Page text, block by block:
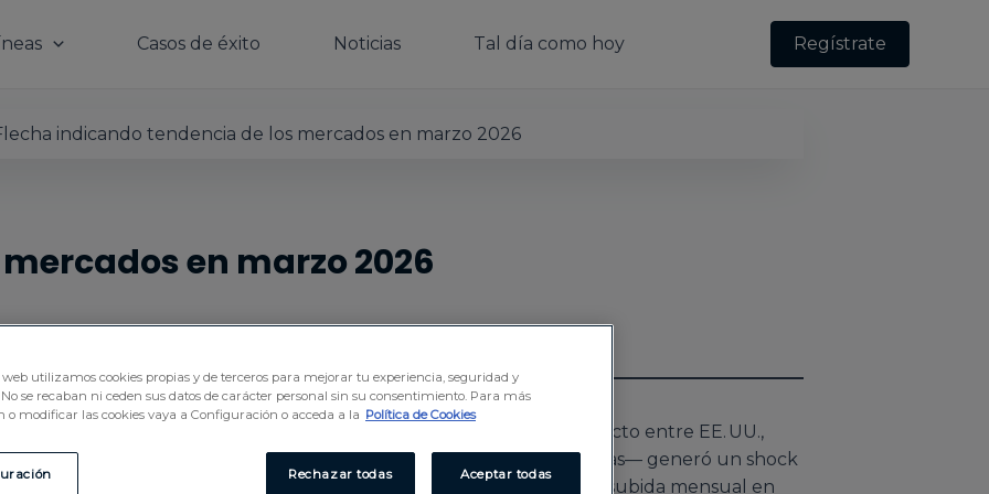
Casos de éxito Noticias Tal día como hoy Regístrate
en marzo 2026
más tensos para los mercados desde 2020. La escalada del conflicto entre EE. UU.,
del Estrecho de Ormuz y ataques a infraestructuras energéticas— generó un shock
equilibrio macro-financiero global. El petróleo registró su mayor subida mensual en
web utilizamos cookies propias y de terceros para mejorar tu experiencia, seguridad y
se recaban ni ceden sus datos de carácter personal sin su consentimiento. Para más
o modificar las cookies vaya a Configuración o acceda a la Política de Cookies
Rechazar todas Aceptar todas